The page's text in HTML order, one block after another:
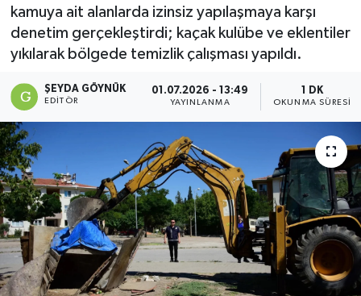
kamuya ait alanlarda izinsiz yapılaşmaya karşı
denetim gerçekleştirdi; kaçak kulübe ve eklentiler
yıkılarak bölgede temizlik çalışması yapıldı.
ŞEYDA GÖYNÜK
EDITÖR
01.07.2026 - 13:49
YAYINLANMA
1 DK
OKUNMA SÜRESI
SİYASET
GİZLİLİK SÖZLEŞMESİ
İLETİŞİM
Haber Arşivi